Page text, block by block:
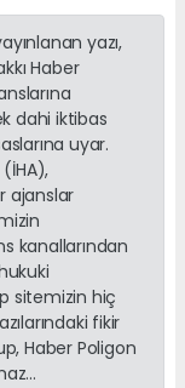
yazı,
Haber
dahi iktibas
uyar.
ajanslar
kanallarından
sitemizin hiç
fikir
Haber Poligon